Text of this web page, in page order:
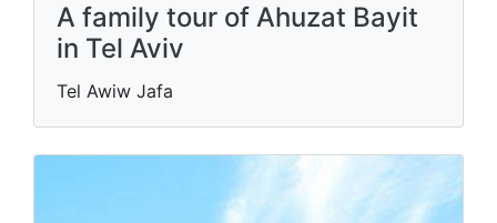
A family tour of Ahuzat Bayit
in Tel Aviv
Tel Awiw Jafa